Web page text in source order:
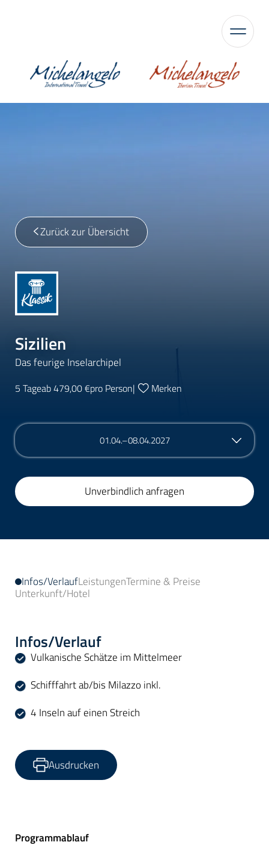
Zurück zur Übersicht
Sizilien
Das feurige Inselarchipel
5 Tageab 479,00 €pro Person| Merken
01.04.–08.04.2027
Unverbindlich anfragen
Infos/VerlaufLeistungenTermine & Preise
Unterkunft/Hotel
Infos/Verlauf
Vulkanische Schätze im Mittelmeer
Schifffahrt ab/bis Milazzo inkl.
4 Inseln auf einen Streich
Ausdrucken
Programmablauf